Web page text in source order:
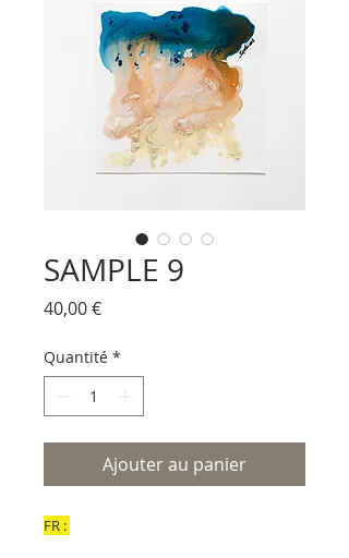
SAMPLE 9
40,00 €Prix
Quantité *
Ajouter au panier
FR :